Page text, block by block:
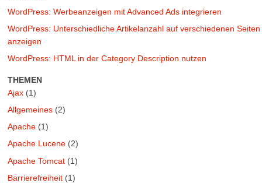
WordPress: Werbeanzeigen mit Advanced Ads integrieren
WordPress: Unterschiedliche Artikelanzahl auf verschiedenen Seiten
anzeigen
WordPress: HTML in der Category Description nutzen
THEMEN
Ajax (1)
Allgemeines (2)
Apache (1)
Apache Lucene (2)
Apache Tomcat (1)
Barrierefreiheit (1)